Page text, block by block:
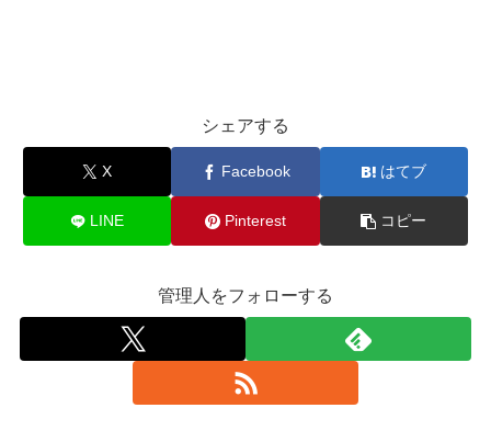
シェアする
X Facebook はてブ
LINE Pinterest コピー
管理人をフォローする